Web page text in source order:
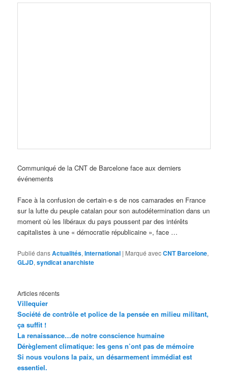
Communiqué de la CNT de Barcelone face aux derniers
événements
Face à la confusion de certain·e·s de nos camarades en France
sur la lutte du peuple catalan pour son autodétermination dans un
moment où les libéraux du pays poussent par des intérêts
capitalistes à une « démocratie républicaine », face …
Publié dansActualités,International | Marqué avecCNT Barcelone,
GLJD,syndicat anarchiste
Articles récents
Villequier
Société de contrôle et police de la pensée en milieu militant,
ça suffit !
La renaissance…de notre conscience humaine
Dérèglement climatique: les gens n’ont pas de mémoire
Si nous voulons la paix, un désarmement immédiat est
essentiel.